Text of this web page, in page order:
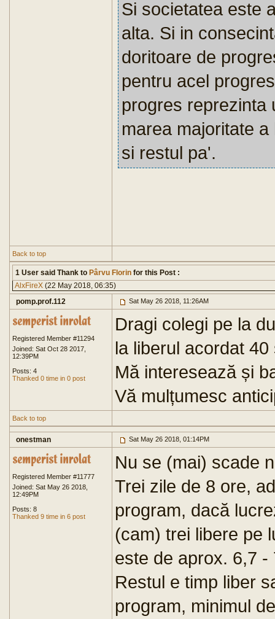
Si societatea este
alta. Si in
doritoare de
pentru acel
progres reprezinta
marea majoritate
si restul pa'.
Back to top
1 User said Thank to Pârvu Florin for this Post :
AlxFireX (22 May 2018, 06:35)
pomp.prof.112
Sat May 26 2018, 11:26AM
Registered Member #11294
Joined: Sat Oct 28 2017,
12:39PM
Posts: 4
Thanked 0 time in 0 post
Dragi colegi pe la
la liberul acordat 40
Mă interesează și
Vă mulțumesc
Back to top
onestman Sat May 26 2018, 01:14PM
Registered Member #11777
Joined: Sat May 26 2018,
12:49PM
Posts: 8
Thanked 9 time in 6 post
Nu se (mai) scade
Trei zile de 8 ore,
program, dacă
(cam) trei libere pe
este de aprox. 6,7
Restul e timp liber
program, minimul